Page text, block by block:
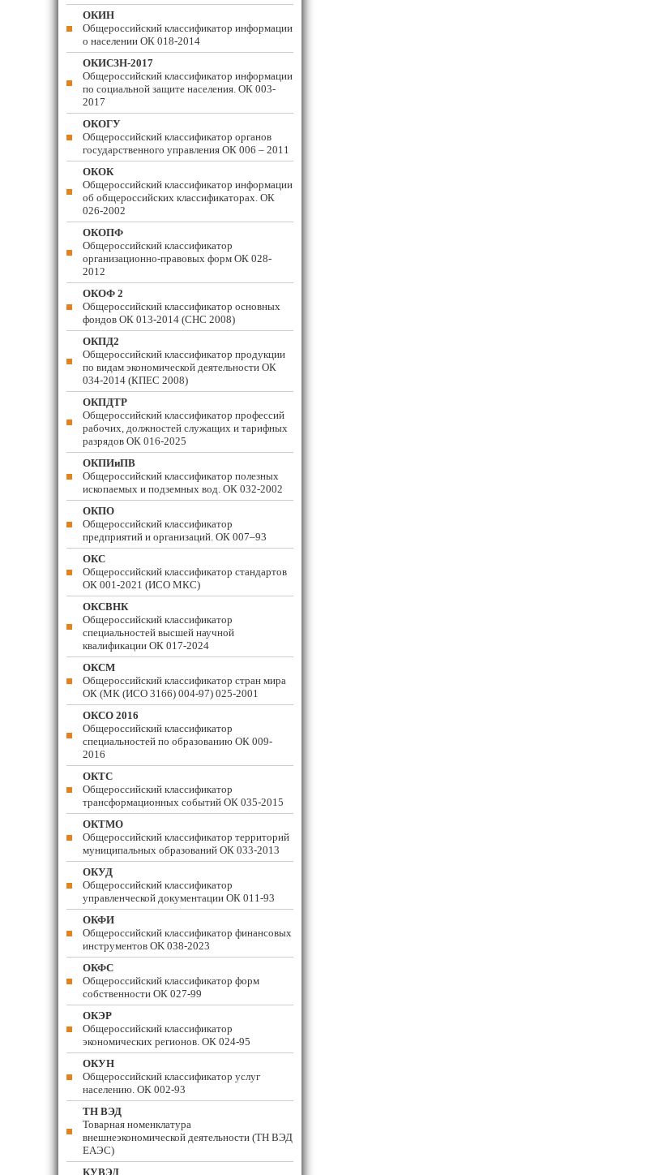
ОКИН
Общероссийский классификатор информации
о населении ОК 018-2014
ОКИСЗН-2017
Общероссийский классификатор информации
по социальной защите населения. ОК 003-
2017
ОКОГУ
Общероссийский классификатор органов
государственного управления ОК 006 – 2011
ОКОК
Общероссийский классификатор информации
об общероссийских классификаторах. ОК
026-2002
ОКОПФ
Общероссийский классификатор
организационно-правовых форм ОК 028-
2012
ОКОФ 2
Общероссийский классификатор основных
фондов ОК 013-2014 (СНС 2008)
ОКПД2
Общероссийский классификатор продукции
по видам экономической деятельности ОК
034-2014 (КПЕС 2008)
ОКПДТР
Общероссийский классификатор профессий
рабочих, должностей служащих и тарифных
разрядов ОК 016-2025
ОКПИиПВ
Общероссийский классификатор полезных
ископаемых и подземных вод. ОК 032-2002
ОКПО
Общероссийский классификатор
предприятий и организаций. ОК 007–93
ОКС
Общероссийский классификатор стандартов
ОК 001-2021 (ИСО МКС)
ОКСВНК
Общероссийский классификатор
специальностей высшей научной
квалификации ОК 017-2024
ОКСМ
Общероссийский классификатор стран мира
ОК (МК (ИСО 3166) 004-97) 025-2001
ОКСО 2016
Общероссийский классификатор
специальностей по образованию ОК 009-
2016
ОКТС
Общероссийский классификатор
трансформационных событий ОК 035-2015
ОКТМО
Общероссийский классификатор территорий
муниципальных образований ОК 033-2013
ОКУД
Общероссийский классификатор
управленческой документации ОК 011-93
ОКФИ
Общероссийский классификатор финансовых
инструментов OK 038-2023
ОКФС
Общероссийский классификатор форм
собственности ОК 027-99
ОКЭР
Общероссийский классификатор
экономических регионов. ОК 024-95
ОКУН
Общероссийский классификатор услуг
населению. ОК 002-93
ТН ВЭД
Товарная номенклатура
внешнеэкономической деятельности (ТН ВЭД
ЕАЭС)
КУВЭД